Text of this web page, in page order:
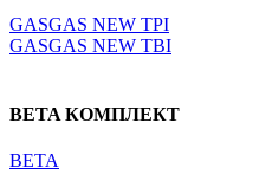
GASGAS NEW TPI
GASGAS NEW TBI
BETA КОМПЛЕКТ
BETA